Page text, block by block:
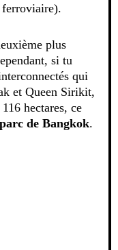
plus
si tu
qui
et Queen Sirikit,
hectares, ce
de Bangkok.